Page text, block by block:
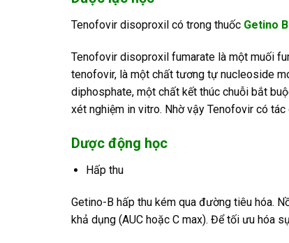
Tenofovir disoproxil có trong thuốc Getino
Tenofovir disoproxil fumarate là một muối
tenofovir, là một chất tương tự nucleoside
diphosphate, một chất kết thúc chuỗi bắt
xét nghiệm in vitro. Nhờ vậy Tenofovir có
Dược động học
Hấp thu
Getino-B hấp thu kém qua đường tiêu hóa.
khả dụng (AUC hoặc C max). Để tối ưu hóa